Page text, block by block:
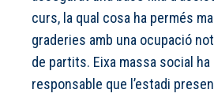
curs, la qual cosa ha permés
graderies amb una ocupació
de partits. Eixa massa social
responsable que l’estadi